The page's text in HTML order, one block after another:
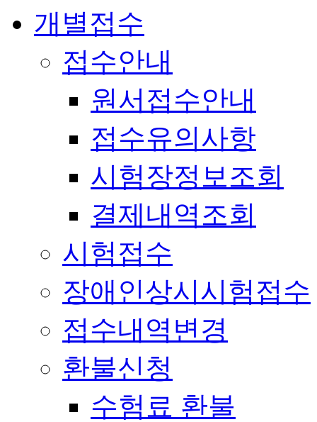
개별접수
접수안내
원서접수안내
접수유의사항
시험장정보조회
결제내역조회
시험접수
장애인상시시험접수
접수내역변경
환불신청
수험료 환불